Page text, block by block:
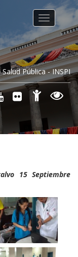
Pública - INSPI
Toggle
15 Septiembre